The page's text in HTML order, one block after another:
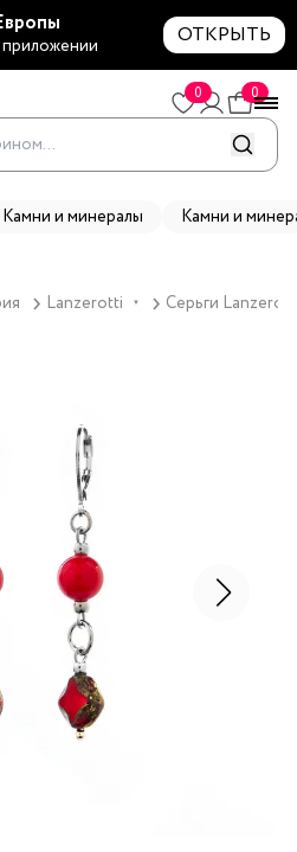
приложении ОТКРЫТЬ
0 0
Камни и минералы Камни и
Lanzerotti ▼ Серьги